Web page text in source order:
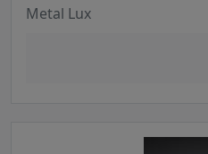
Metal Lux